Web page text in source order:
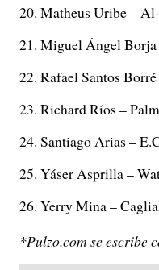
Matheus Uribe –
Miguel Ángel
Rafael Santos
Richard Ríos –
Santiago Arias –
Yáser Asprilla –
Yerry Mina –
*Pulzo.com se escribe